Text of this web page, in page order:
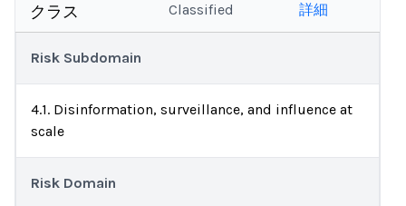
クラス
Classified
詳細
Risk Subdomain
4.1. Disinformation, surveillance, and influence at
scale
Risk Domain